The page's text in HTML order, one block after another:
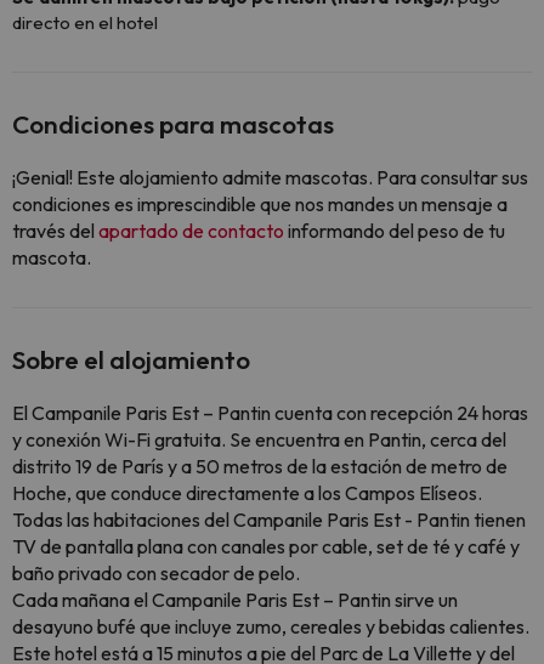
directo en el hotel
Condiciones para mascotas
¡Genial! Este alojamiento admite mascotas. Para consultar sus
condiciones es imprescindible que nos mandes un mensaje a
través del apartado de contacto informando del peso de tu
mascota.
Sobre el alojamiento
El Campanile Paris Est – Pantin cuenta con recepción 24 horas
y conexión Wi-Fi gratuita. Se encuentra en Pantin, cerca del
distrito 19 de París y a 50 metros de la estación de metro de
Hoche, que conduce directamente a los Campos Elíseos.
Todas las habitaciones del Campanile Paris Est - Pantin tienen
TV de pantalla plana con canales por cable, set de té y café y
baño privado con secador de pelo.
Cada mañana el Campanile Paris Est – Pantin sirve un
desayuno bufé que incluye zumo, cereales y bebidas calientes.
Este hotel está a 15 minutos a pie del Parc de La Villette y del